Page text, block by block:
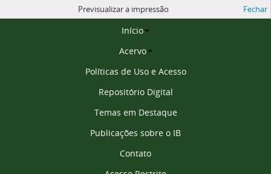
Página inicial
Início
Acervo
Políticas de Uso e Acesso
Repositório Digital
Temas em Destaque
Publicações sobre o IB
Contato
Previsualizar a impressão Fechar